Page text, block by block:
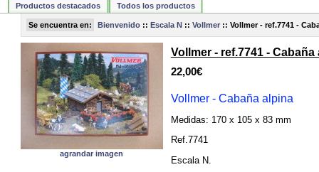
Productos destacados
Todos los productos
Se encuentra en: Bienvenido ::Escala N ::Vollmer ::Vollmer - ref.7741 -
agrandar imagen
Vollmer - ref.7741 - Cabaña
22,00€
Vollmer - Cabaña alpina
Medidas: 170 x 105 x 83mm
Ref.7741
Escala N